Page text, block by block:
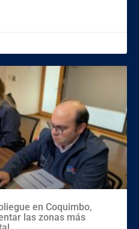
en Coquimbo,
las zonas más